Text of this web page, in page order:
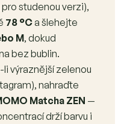
pro studenou verzi),
78 °Ca šlehejte
M, dokud
bez bublin.
výraznější zelenou
nahraďte
Matcha ZEN —
drží barvu i